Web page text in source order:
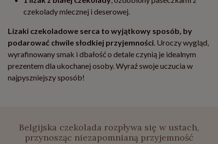
czekolady mlecznej i deserowej.
Lizaki czekoladowe serca to wyjątkowy sposób, by
podarować chwile słodkiej przyjemności. Uroczy wygląd,
wyrafinowany smak i dbałość o detale czynią je idealnym
prezentem dla ukochanej osoby. Wyraź swoje uczucia w
najpyszniejszy sposób!
Belgijska czekolada rozpływa się w ustach,
przynosząc niezapomnianą przyjemność